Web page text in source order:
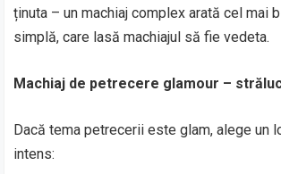
ținuta – un machiaj complex arată cel mai
simplă, care lasă machiajul să fie vedeta.
Machiaj de petrecere glamour –
Dacă tema petrecerii este glam, alege un
intens: